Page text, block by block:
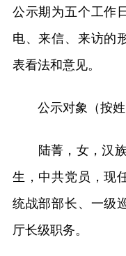
公示期为五个工作
电、来信、来访的
表看法和意见。
公示对象（按姓
陆菁，女，汉族
生，中共党员，现
统战部部长、一级
厅长级职务。